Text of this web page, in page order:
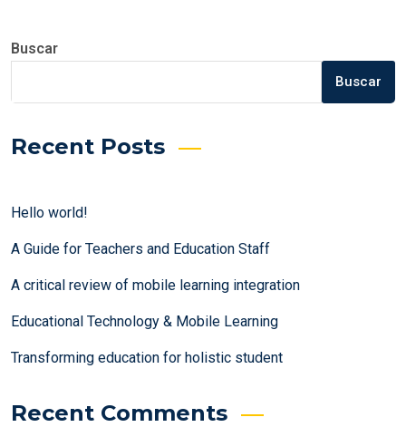
Buscar
Buscar
Recent Posts
Hello world!
A Guide for Teachers and Education Staff
A critical review of mobile learning integration
Educational Technology & Mobile Learning
Transforming education for holistic student
Recent Comments